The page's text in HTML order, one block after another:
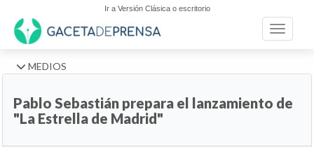
Ir a Versión Clásica o escritorio
Toggle
MEDIOS
Pablo Sebastián prepara el lanzamiento de
"La Estrella de Madrid"